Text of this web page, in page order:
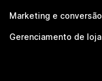
Marketing e conversão
Gerenciamento de loja